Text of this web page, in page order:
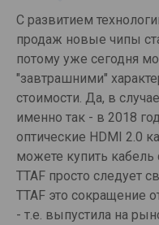
С развитием
продаж новые чипы
потому уже сегодня
"завтрашними"
стоимости. Да, в
именно так - в 2018
оптические HDMI 2.0
можете купить кабель
TTAF просто следует
TTAF это сокращение
- т.е. выпустила на